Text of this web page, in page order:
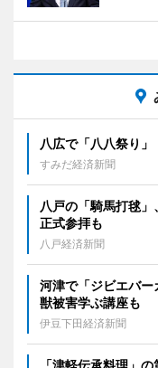
八広で「八八祭り
すみだ経済新聞
八戸の「騎馬打毬
正式参拝も
八戸経済新聞
河津で「ジビエバ
獣被害学ぶ講座も
伊豆下田経済新聞
「津軽伝承料理」